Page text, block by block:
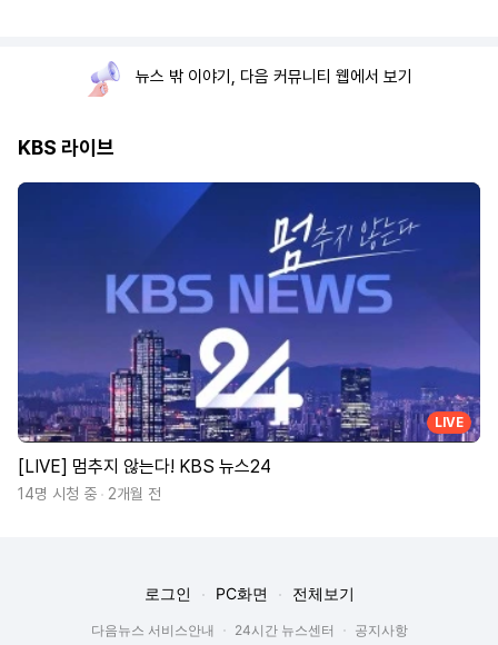
뉴스 밖 이야기, 다음 커뮤니티 웹에서 보기
KBS 라이브
LIVE
[LIVE] 멈추지 않는다! KBS 뉴스24
14명 시청 중 2개월 전
로그인 PC화면 전체보기
다음뉴스 서비스안내 24시간 뉴스센터
공지사항